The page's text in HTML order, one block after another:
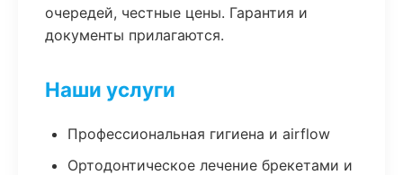
очередей, честные цены. Гарантия и
документы прилагаются.
Наши услуги
Профессиональная гигиена и airflow
Ортодонтическое лечение брекетами и